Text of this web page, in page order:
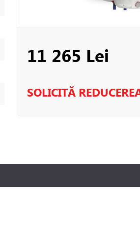
11 265 Lei
SOLICITĂ